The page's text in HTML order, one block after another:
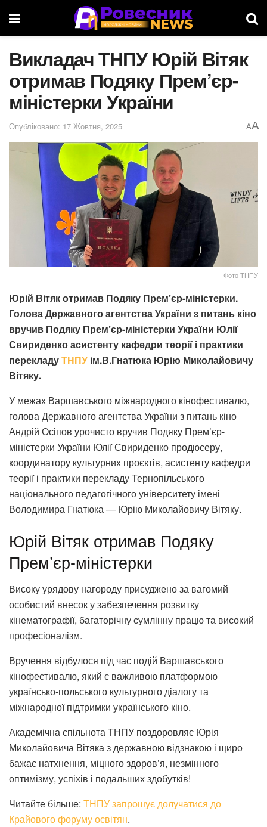
Викладач ТНПУ Юрій Вітяк
отримав Подяку Прем’єр-
міністерки України
Опубліковано: 17 Жовтня, 2025 AA
Фото ТНПУ
Юрій Вітяк отримав Подяку Прем’єр-міністерки.
Голова Державного агентства України з питань кіно
вручив Подяку Прем’єр-міністерки України Юлії
Свириденко асистенту кафедри теорії і практики
перекладуТНПУ ім.В.Гнатюка Юрію Миколайовичу
Вітяку.
У межах Варшавського міжнародного кінофестивалю,
голова Державного агентства України з питань кіно
Андрій Осіпов урочисто вручив Подяку Прем’єр-
міністерки України Юлії Свириденко продюсеру,
координатору культурних проєктів, асистенту кафедри
теорії і практики перекладу Тернопільського
національного педагогічного університету імені
Володимира Гнатюка — Юрію Миколайовичу Вітяку.
Юрій Вітяк отримав Подяку
Прем’єр-міністерки
Високу урядову нагороду присуджено за вагомий
особистий внесок у забезпечення розвитку
кінематографії, багаторічну сумлінну працю та високий
професіоналізм.
Вручення відбулося під час подій Варшавського
кінофестивалю, який є важливою платформою
українсько-польського культурного діалогу та
міжнародної підтримки українського кіно.
Академічна спільнота ТНПУ поздоровляє Юрія
Миколайовича Вітяка з державною відзнакою і щиро
бажає натхнення, міцного здоров’я, незмінного
оптимізму, успіхів і подальших здобутків!
Читайте більше: ТНПУ запрошує долучатися до
Крайового форуму освітян.